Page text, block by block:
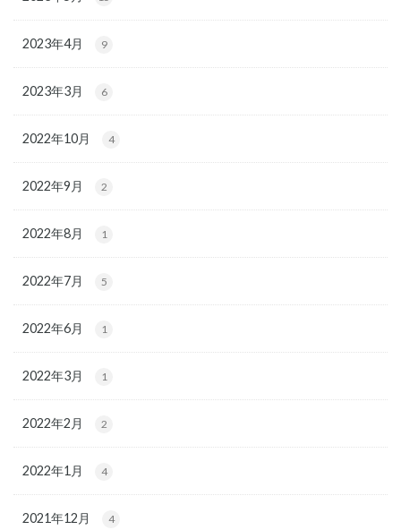
2023年4月 9
2023年3月 6
2022年10月 4
2022年9月 2
2022年8月 1
2022年7月 5
2022年6月 1
2022年3月 1
2022年2月 2
2022年1月 4
2021年12月 4